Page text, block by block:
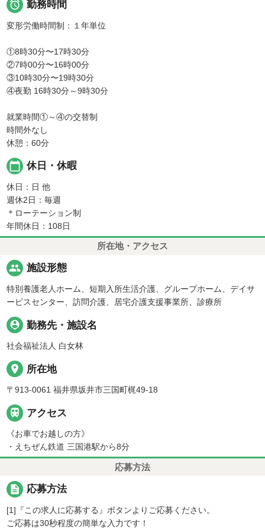
 勤務時間
変形労働時間制：１年単位
①8時30分〜17時30分
②7時00分〜16時00分
③10時30分〜19時30分
④夜勤 16時30分～9時30分
就業時間①～④の交替制
時間外なし
休憩：60分
calendar_today 休日・休暇
休日：日 他
週休2日：毎週
＊ローテーション制
年間休日：108日
所在地・アクセス
people 施設形態
特別養護老人ホーム、短期入所生活介護、グループホーム、デイサ
ービスセンター、訪問介護、居宅介護支援事業所、診療所
person_pin 勤務先・施設名
社会福祉法人 白女林
place 所在地
〒913-0061 福井県坂井市三国町梶49-18
 アクセス
《お車でお越しの方》
・えちぜん鉄道 三国港駅から8分
応募方法
description 応募方法
[1]『この求人に応募する』ボタンよりご応募ください。
ご応募は30秒程度の簡単な入力です！